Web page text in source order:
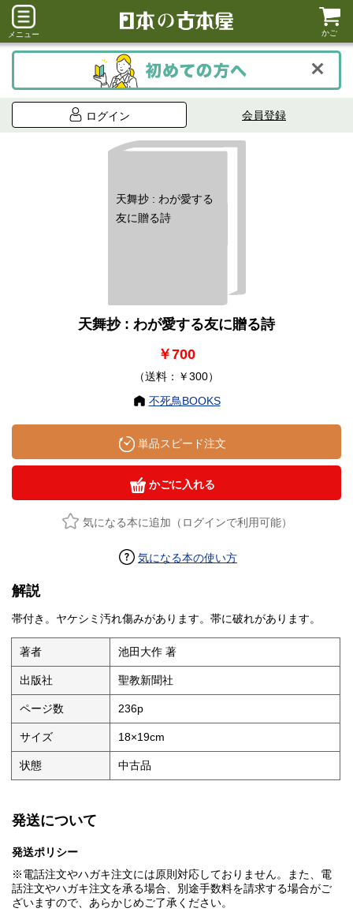
メニュー かご
ログイン 会員登録
天舞抄 : わが愛する
友に贈る詩
天舞抄 : わが愛する友に贈る詩
￥700
（送料：￥300）
不死鳥BOOKS
単品スピード注文
かごに入れる
気になる本に追加（ログインで利用可能）
気になる本の使い方
解説
帯付き。ヤケシミ汚れ傷みがあります。帯に破れがあります。
著者 池田大作 著
出版社 聖教新聞社
ページ数 236p
サイズ 18×19cm
状態 中古品
発送について
発送ポリシー
※電話注文やハガキ注文には原則対応しておりません。また、電
話注文やハガキ注文を承る場合、別途手数料を請求する場合がご
ざいますので、あらかじめご了承ください。